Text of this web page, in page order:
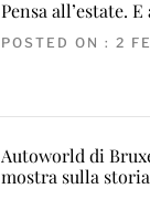
Pensa all’estate.
POSTED ON : 2
Autoworld di
mostra sulla